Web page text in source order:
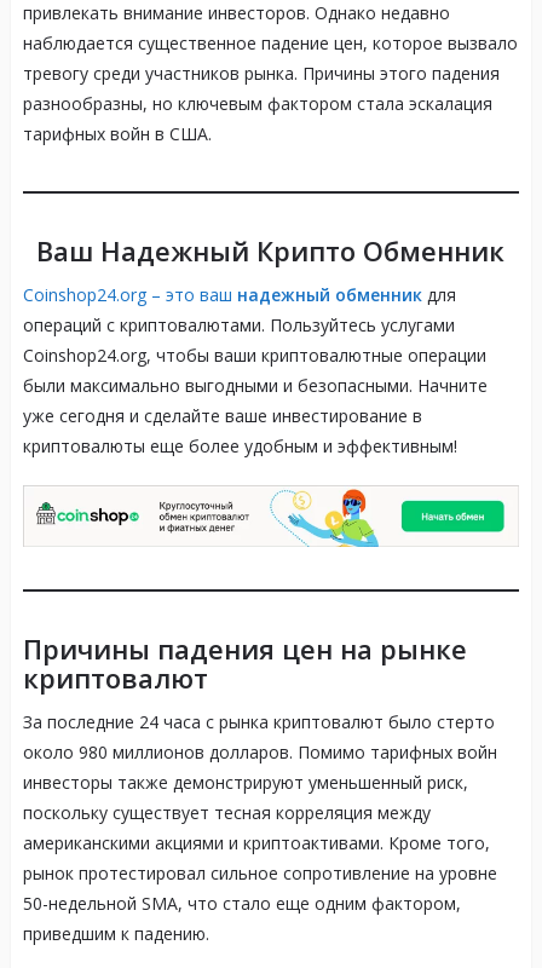
привлекать внимание инвесторов. Однако недавно
наблюдается существенное падение цен, которое вызвало
тревогу среди участников рынка. Причины этого падения
разнообразны, но ключевым фактором стала эскалация
тарифных войн в США.
Ваш Надежный Крипто Обменник
Coinshop24.org – это ваш надежный обменникдля
операций с криптовалютами. Пользуйтесь услугами
Coinshop24.org, чтобы ваши криптовалютные операции
были максимально выгодными и безопасными. Начните
уже сегодня и сделайте ваше инвестирование в
криптовалюты еще более удобным и эффективным!
Причины падения цен на рынке
криптовалют
За последние 24 часа с рынка криптовалют было стерто
около 980 миллионов долларов. Помимо тарифных войн
инвесторы также демонстрируют уменьшенный риск,
поскольку существует тесная корреляция между
американскими акциями и криптоактивами. Кроме того,
рынок протестировал сильное сопротивление на уровне
50-недельной SMA, что стало еще одним фактором,
приведшим к падению.